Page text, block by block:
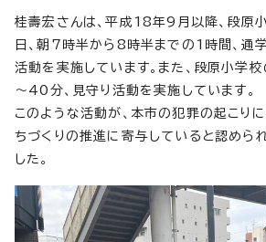
桂壽宏さんは、平成18年9月以降、段原
日、朝7時半から8時半までの1時間、通
活動を実施しています。また、段原小学
～40分、見守り活動を実施しています。
このような活動が、本市の犯罪の起こり
ちづくりの推進に寄与していると認めら
した。